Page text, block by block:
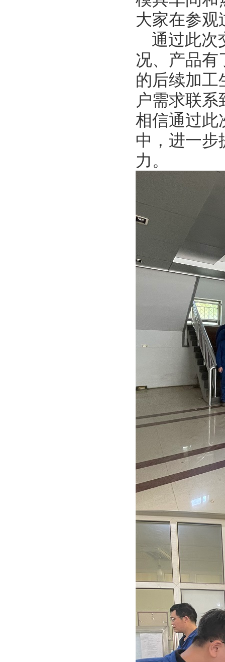
大家在参观
通过此次
况、产品有
的后续加工
户需求联
相信通过此
中，进一步
力。